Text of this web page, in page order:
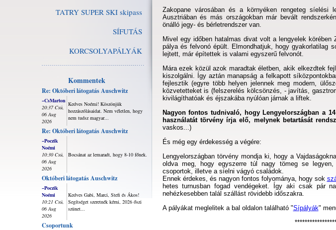
TATRY SUPER SKI skipass
SÍFUTÁS
KORCSOLYAPÁLYÁK
Kommentek
Re: Októberi látogatás Auschwitz
~CsMarton
20:37 Csü,
06 Aug
2026
Kedves Noémi! Köszönjük
hozzászólásaidat. Nem véletlen, hogy
nem tudsz magyar...
Re: Októberi látogatás Auschwitz
~Poczik
Noémi
10:30 Csü,
06 Aug
2026
Bocsánat az lemaradt, hogy 8-10 főnek.
Októberi látogatás Auschwitz
~Poczik
Noémi
10:21 Csü,
06 Aug
2026
Kedves Gabi, Marci, Stefi és Ákos!
Segítséget szeretnék kérni, 2026 őszi
szünet...
Csoportunk
Zakopane városában és a környéken rengeteg síelési
Ausztriában és más országokban már bevált
önálló jegy- és bérletrendszer van.
Mivel egy időben hatalmas divat volt a lengyelek
pálya és felvonó épült. Elmondhatjuk, hogy gyakorlatilag
lejtett, már építettek is valami egyszerű felvonót.
Mára ezek közül azok maradtak életben, akik elkezdtek
kiszolgálni. Így aztán manapság a felkapott
fejlesztik (egyre több helyen jelennek meg modern,
közvetetteket is (felszerelés kölcsönzés, - javítás,
kivilágíthatóak és éjszakába nyúlóan járnak a liftek.
Nagyon fontos tudnivaló, hogy Lengyelországban a
használatát törvény írja elő, melynek betartását
vaskos...)
És még egy érdekesség a végére:
Lengyelországban törvény mondja ki, hogy a
oldva meg, hogy egyszerre túl nagy tömeg se
csoportok, illetve a síelni vágyó családok.
Ennek érdekes, és nagyon fontos folyománya, hogy sok
hetes turnusban fogad vendégeket. Így aki csak pár
nehézkesebben talál szállást rövidebb időszakra.
A pályákat meglelitek a bal oldalon található "Sípályák"